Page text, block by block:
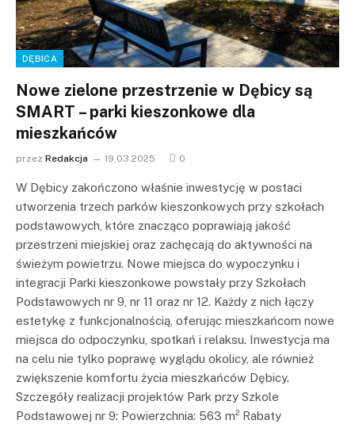
DĘBICA
Nowe zielone przestrzenie w Dębicy są
SMART – parki kieszonkowe dla
mieszkańców
przez Redakcja 19.03.2025 0
W Dębicy zakończono właśnie inwestycję w postaci
utworzenia trzech parków kieszonkowych przy szkołach
podstawowych, które znacząco poprawiają jakość
przestrzeni miejskiej oraz zachęcają do aktywności na
świeżym powietrzu. Nowe miejsca do wypoczynku i
integracji Parki kieszonkowe powstały przy Szkołach
Podstawowych nr 9, nr 11 oraz nr 12. Każdy z nich łączy
estetykę z funkcjonalnością, oferując mieszkańcom nowe
miejsca do odpoczynku, spotkań i relaksu. Inwestycja ma
na celu nie tylko poprawę wyglądu okolicy, ale również
zwiększenie komfortu życia mieszkańców Dębicy.
Szczegóły realizacji projektów Park przy Szkole
Podstawowej nr 9: Powierzchnia: 563 m² Rabaty